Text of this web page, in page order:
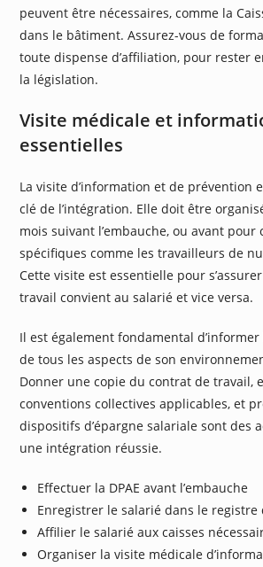
peuvent être nécessaires, comme la
dans le bâtiment. Assurez-vous de
toute dispense d’affiliation, pour rester
la législation.
Visite médicale et
essentielles
La visite d’information et de prévention
clé de l’intégration. Elle doit être
mois suivant l’embauche, ou avant pour
spécifiques comme les travailleurs de
Cette visite est essentielle pour
travail convient au salarié et vice versa.
Il est également fondamental
de tous les aspects de son
Donner une copie du contrat de travail,
conventions collectives applicables, et
dispositifs d’épargne salariale sont des
une intégration réussie.
Effectuer la DPAE avant l’embauche
Enregistrer le salarié dans le registre
Affilier le salarié aux caisses
Organiser la visite médicale